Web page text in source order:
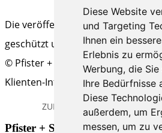
Diese Website
und Targeting
Ihnen ein
Erlebnis zu
Werbung, die
Ihre Bedürfnisse
Diese
außerdem, um
messen, um zu
Die veröffentlichten Beiträge sind
geschützt und ohne Gewähr.
© Pfister + Schwaiger
Klienten-Info
ZURÜCK DRUCK - ANSICHT
Pfister + Schwaiger